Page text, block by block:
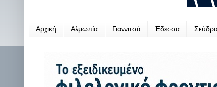
Αρχική Αλμωπία Γιαννιτσά Έδεσσα Σκύδρα